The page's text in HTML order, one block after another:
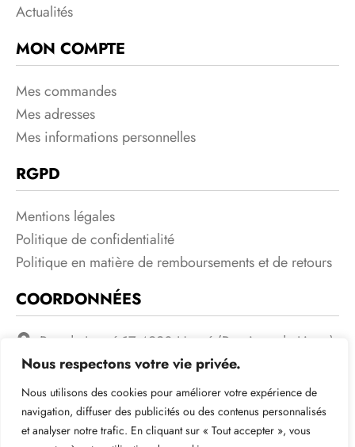
Nous respectons votre vie privée.
Nous utilisons des cookies pour améliorer votre expérience de
navigation, diffuser des publicités ou des contenus personnalisés
et analyser notre trafic. En cliquant sur « Tout accepter », vous
Actualités
MON COMPTE
Mes commandes
Mes adresses
Mes informations personnelles
RGPD
Mentions légales
Politique de confidentialité
Politique en matière de remboursements et de retours
COORDONNÉES
Rue de Lorcé 17 4920 Harzé (Province de Liege)
Belgique BE0632565506
+32485/79.84.43
Leloupcb@gmail.com